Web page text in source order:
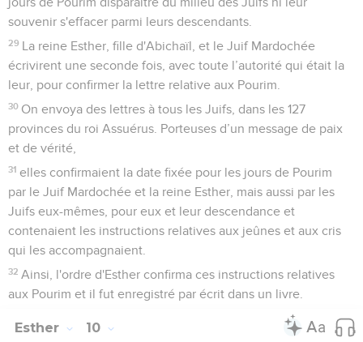
souvenir s'effacer parmi leurs descendants.
29 La reine Esther, fille d'Abichaïl, et le Juif Mardochée
écrivirent une seconde fois, avec toute l’autorité qui était la
leur, pour confirmer la lettre relative aux Pourim.
30 On envoya des lettres à tous les Juifs, dans les 127
provinces du roi Assuérus. Porteuses d’un message de paix
et de vérité,
31 elles confirmaient la date fixée pour les jours de Pourim
par le Juif Mardochée et la reine Esther, mais aussi par les
Juifs eux-mêmes, pour eux et leur descendance et
contenaient les instructions relatives aux jeûnes et aux cris
qui les accompagnaient.
32 Ainsi, l'ordre d'Esther confirma ces instructions relatives
aux Pourim et il fut enregistré par écrit dans un livre.
Esther 10